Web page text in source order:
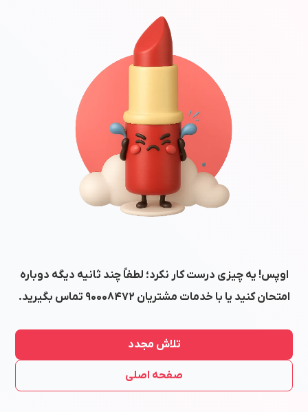
اوپس! یه چیزی درست کار نکرد؛ لطفاً چند ثانیه دیگه دوباره
امتحان کنید یا با خدمات مشتریان ۹۰۰۰۸۴۷۲ تماس بگیرید.
تلاش مجدد
صفحه اصلی